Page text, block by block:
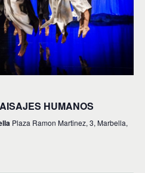
HUMANOS
Plaza Ramon Martinez, 3, Marbella,